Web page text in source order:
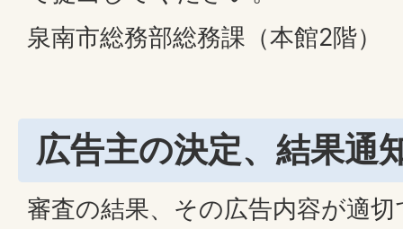
泉南市総務部総務課（本館2階）
広告主の決定、結果通
審査の結果、その広告内容が適